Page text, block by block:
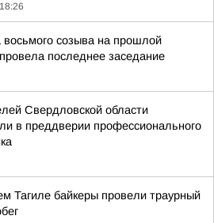
18:26
восьмого созыва на прошлой
последнее заседание
Свердловской области
в преддверии профессионального
Тагиле байкеры провели траурный